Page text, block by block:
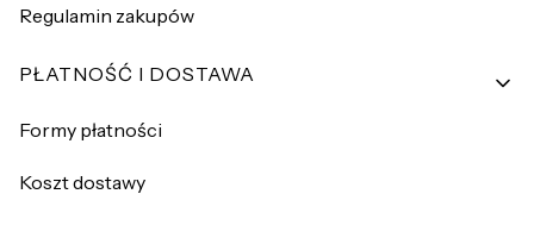
Regulamin zakupów
PŁATNOŚĆ I DOSTAWA
Formy płatności
Koszt dostawy